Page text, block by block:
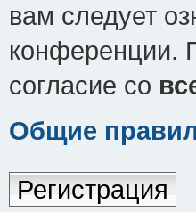
вам следует
конференции.
согласие со
Общие
Регистрация